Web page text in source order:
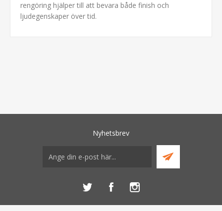
rengöring hjälper till att bevara både finish och
ljudegenskaper över tid.
Nyhetsbrev